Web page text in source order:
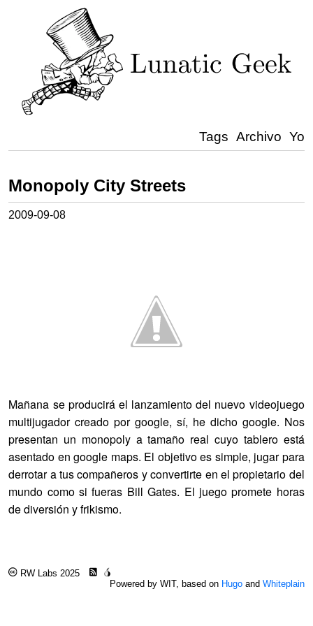
Tags Archivo Yo
Monopoly City Streets
2009-09-08
Mañana se producirá el lanzamiento del nuevo videojuego
multijugador creado por google, sí, he dicho google. Nos
presentan un monopoly a tamaño real cuyo tablero está
asentado en google maps. El objetivo es simple, jugar para
derrotar a tus compañeros y convertirte en el propietario del
mundo como si fueras Bill Gates. El juego promete horas
de diversión y frikismo.
RW Labs 2025
Powered by WIT, based on Hugoand Whiteplain